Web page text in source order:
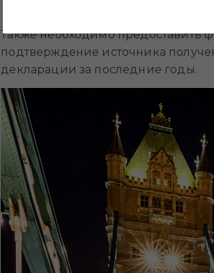
Также необходимо предоставить
подтверждение источника
декларации за последние годы.